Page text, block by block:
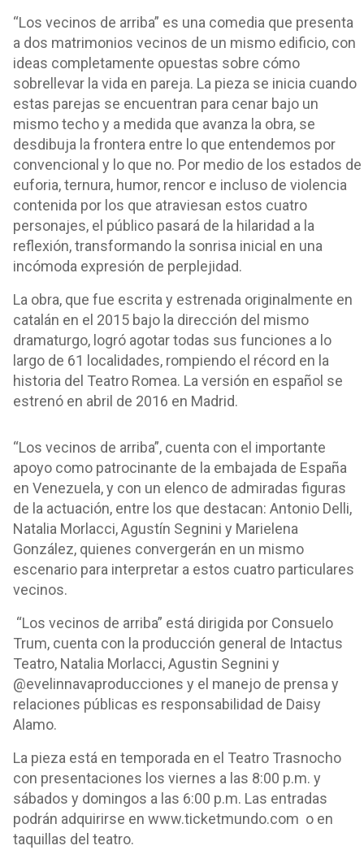
“Los vecinos de arriba” es una comedia que presenta
a dos matrimonios vecinos de un mismo edificio, con
ideas completamente opuestas sobre cómo
sobrellevar la vida en pareja. La pieza se inicia cuando
estas parejas se encuentran para cenar bajo un
mismo techo y a medida que avanza la obra, se
desdibuja la frontera entre lo que entendemos por
convencional y lo que no. Por medio de los estados de
euforia, ternura, humor, rencor e incluso de violencia
contenida por los que atraviesan estos cuatro
personajes, el público pasará de la hilaridad a la
reflexión, transformando la sonrisa inicial en una
incómoda expresión de perplejidad.
La obra, que fue escrita y estrenada originalmente en
catalán en el 2015 bajo la dirección del mismo
dramaturgo, logró agotar todas sus funciones a lo
largo de 61 localidades, rompiendo el récord en la
historia del Teatro Romea. La versión en español se
estrenó en abril de 2016 en Madrid.
“Los vecinos de arriba”, cuenta con el importante
apoyo como patrocinante de la embajada de España
en Venezuela, y con un elenco de admiradas figuras
de la actuación, entre los que destacan: Antonio Delli,
Natalia Morlacci, Agustín Segnini y Marielena
González, quienes convergerán en un mismo
escenario para interpretar a estos cuatro particulares
vecinos.
“Los vecinos de arriba” está dirigida por Consuelo
Trum, cuenta con la producción general de Intactus
Teatro, Natalia Morlacci, Agustin Segnini y
@evelinnavaproducciones y el manejo de prensa y
relaciones públicas es responsabilidad de Daisy
Alamo.
La pieza está en temporada en el Teatro Trasnocho
con presentaciones los viernes a las 8:00 p.m. y
sábados y domingos a las 6:00 p.m. Las entradas
podrán adquirirse en www.ticketmundo.com o en
taquillas del teatro.